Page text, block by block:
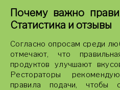
Почему важно
Статистика и отзывы
Согласно опросам среди
отмечают, что
продуктов улучшают
Рестораторы
правила подачи, чтобы